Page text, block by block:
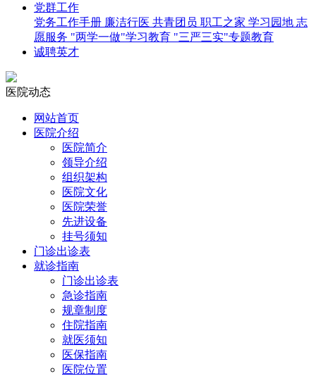
党群工作
党务工作手册 廉洁行医 共青团员 职工之家 学习园地 志
愿服务 "两学一做"学习教育 "三严三实"专题教育
诚聘英才
医院动态
网站首页
医院介绍
医院简介
领导介绍
组织架构
医院文化
医院荣誉
先进设备
挂号须知
门诊出诊表
就诊指南
门诊出诊表
急诊指南
规章制度
住院指南
就医须知
医保指南
医院位置